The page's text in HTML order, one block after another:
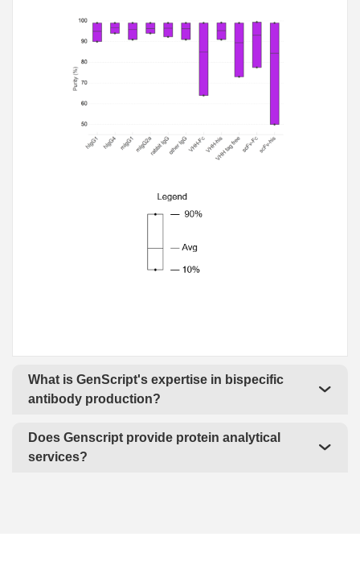
What is GenScript's expertise in bispecific
antibody production?
Does Genscript provide protein analytical
services?